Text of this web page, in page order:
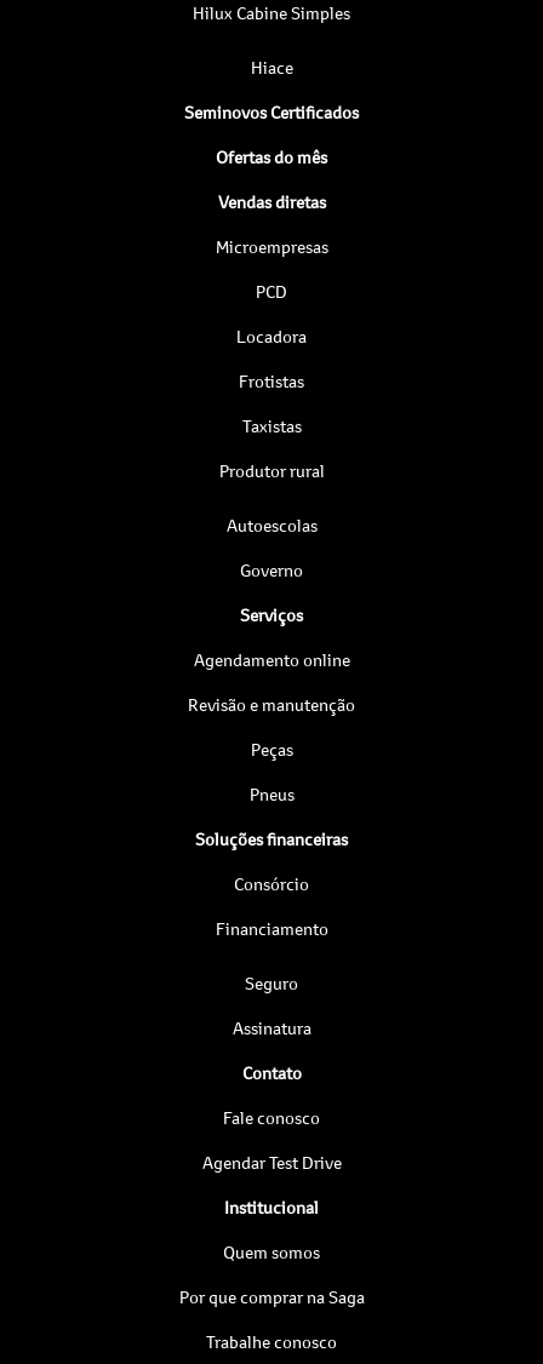
Hilux Cabine Simples
Hiace
Seminovos Certificados
Ofertas do mês
Vendas diretas
Microempresas
PCD
Locadora
Frotistas
Taxistas
Produtor rural
Autoescolas
Governo
Serviços
Agendamento online
Revisão e manutenção
Peças
Pneus
Soluções financeiras
Consórcio
Financiamento
Seguro
Assinatura
Contato
Fale conosco
Agendar Test Drive
Institucional
Quem somos
Por que comprar na Saga
Trabalhe conosco